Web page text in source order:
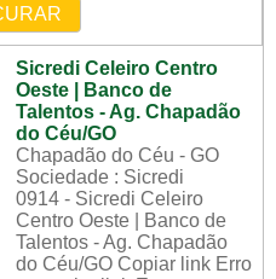
Sicredi Celeiro Centro
Oeste | Banco de
Talentos - Ag. Chapadão
do Céu/GO
Chapadão do Céu - GO
Sociedade : Sicredi
0914 - Sicredi Celeiro
Centro Oeste | Banco de
Talentos - Ag. Chapadão
do Céu/GO Copiar link Erro